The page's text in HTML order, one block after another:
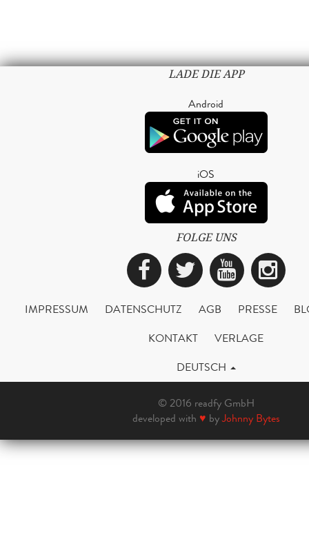
LADE DIE APP
Android
iOS
FOLGE UNS
Facebook
Twitter
IMPRESSUM DATENSCHUTZ AGB PRESSE
KONTAKT
VERLAGE
DEUTSCH
© 2016 readfy GmbH
developed with ♥ byJohnny Bytes